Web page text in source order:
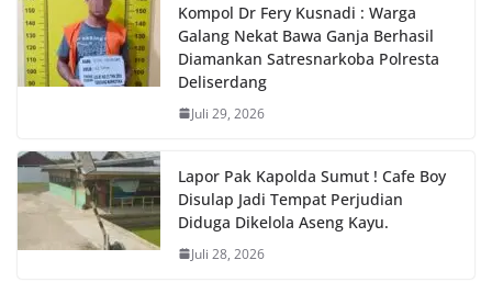
Kompol Dr Fery Kusnadi : Warga
Galang Nekat Bawa Ganja Berhasil
Diamankan Satresnarkoba Polresta
Deliserdang
Juli 29, 2026
Lapor Pak Kapolda Sumut ! Cafe Boy
Disulap Jadi Tempat Perjudian
Diduga Dikelola Aseng Kayu.
Juli 28, 2026